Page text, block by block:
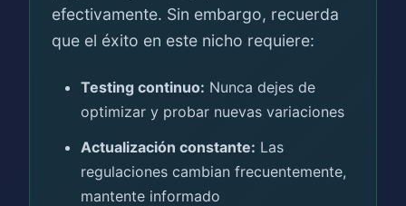
efectivamente. Sin embargo, recuerda
que el éxito en este nicho requiere:
Testing continuo: Nunca dejes de
optimizar y probar nuevas variaciones
Actualización constante: Las
regulaciones cambian frecuentemente,
mantente informado